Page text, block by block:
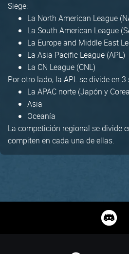
Siege:
La North American League
La South American League
La Europe and Middle East
La Asia Pacific League (APL)
La CN League (CNL)
Por otro lado, la APL se divide en
La APAC norte (Japón y
Asia
Oceanía
La competición regional se divide
compiten en cada una de ellas.